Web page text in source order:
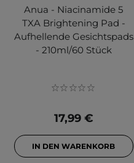
Anua - Niacinamide 5
TXA Brightening Pad -
Aufhellende Gesichtspads
- 210ml/60 Stück
17,99 €
IN DEN WARENKORB